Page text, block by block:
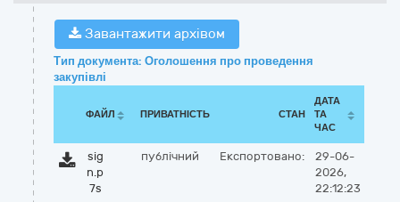
Завантажити архівом
Тип документа: Оголошення про проведення
закупівлі
ФАЙЛ ПРИВАТНІСТЬ СТАН
ДАТА
ТА
ЧАС
sig
n.p
7s
публічний Експортовано:
29-06-
2026,
22:12:23